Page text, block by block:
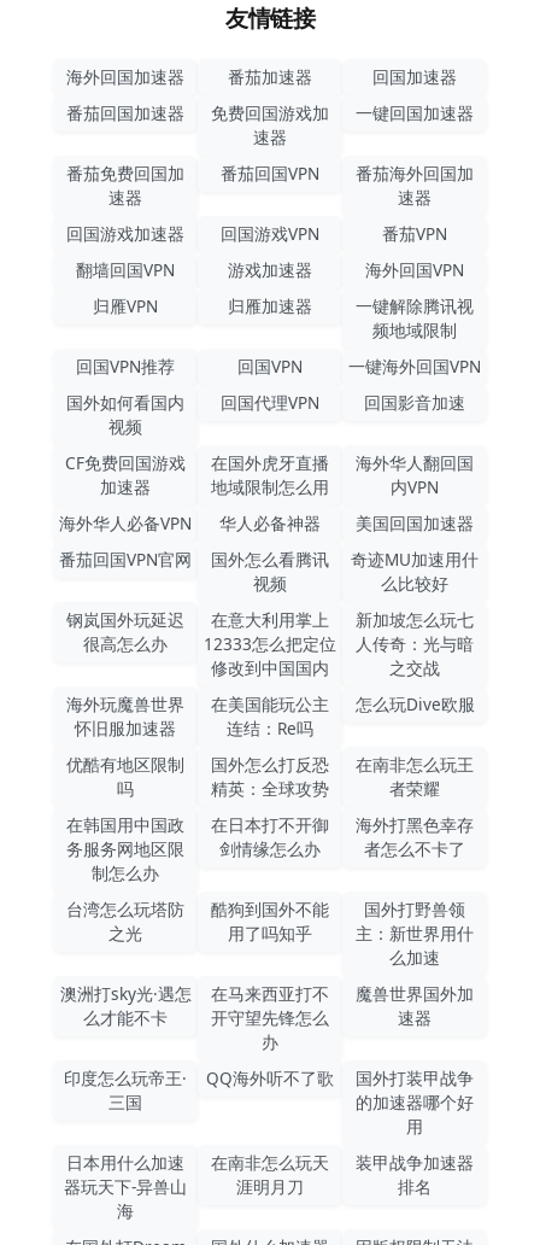
友情链接
海外回国加速器 番茄加速器
回国加速器
番茄回国加速器
免费回国游戏加
速器
一键回国加速器
番茄免费回国加
速器
番茄回国VPN
番茄海外回国加
速器
回国游戏加速器
回国游戏VPN
番茄VPN
翻墙回国VPN
游戏加速器
海外回国VPN
归雁VPN
归雁加速器
一键解除腾讯视
频地域限制
回国VPN推荐
回国VPN
一键海外回国VPN
国外如何看国内
视频
回国代理VPN 回国影音加速
CF免费回国游戏
加速器
在国外虎牙直播
地域限制怎么用
海外华人翻回国
内VPN
海外华人必备VPN
华人必备神器
美国回国加速器
番茄回国VPN官网
国外怎么看腾讯
视频
奇迹MU加速用什
么比较好
钢岚国外玩延迟
很高怎么办
在意大利用掌上
12333怎么把定位
修改到中国国内
新加坡怎么玩七
人传奇：光与暗
之交战
海外玩魔兽世界
怀旧服加速器
在美国能玩公主
连结：Re吗
怎么玩Dive欧服
优酷有地区限制
吗
国外怎么打反恐
精英：全球攻势
在南非怎么玩王
者荣耀
在韩国用中国政
务服务网地区限
制怎么办
在日本打不开御
剑情缘怎么办
海外打黑色幸存
者怎么不卡了
台湾怎么玩塔防
之光
酷狗到国外不能
用了吗知乎
国外打野兽领
主：新世界用什
么加速
澳洲打sky光·遇怎
么才能不卡
在马来西亚打不
开守望先锋怎么
办
魔兽世界国外加
速器
印度怎么玩帝王·
三国
QQ海外听不了歌
国外打装甲战争
的加速器哪个好
用
日本用什么加速
器玩天下-异兽山
海
在南非怎么玩天
涯明月刀
装甲战争加速器
排名